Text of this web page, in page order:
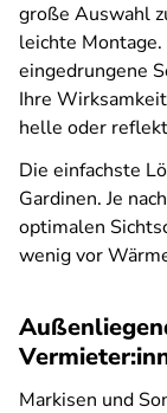
große Auswahl
leichte
eingedrungene
Ihre
helle oder
Die einfachste
Gardinen. Je
optimalen
wenig vor
Markisen und